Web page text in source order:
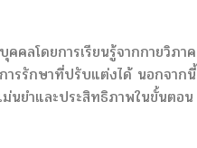
ลโดยการเรียนรู้จากกายวิภาค
ารรักษาที่ปรับแต่งได้ นอกจากนี้
นยำและประสิทธิภาพในขั้นตอน